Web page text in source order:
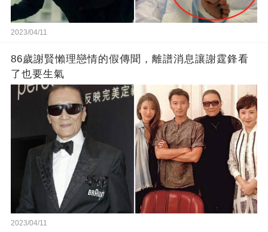
2023/04/11
86歲謝賢懶理戀情的假傳聞，離譜消息讓謝霆鋒看
了也要生氣
2023/04/11